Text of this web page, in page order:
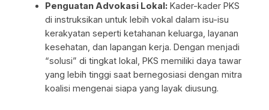
Penguatan Advokasi Lokal:Kader-kader PKS
di instruksikan untuk lebih vokal dalam isu-isu
kerakyatan seperti ketahanan keluarga, layanan
kesehatan, dan lapangan kerja. Dengan menjadi
“solusi” di tingkat lokal, PKS memiliki daya tawar
yang lebih tinggi saat bernegosiasi dengan mitra
koalisi mengenai siapa yang layak diusung.